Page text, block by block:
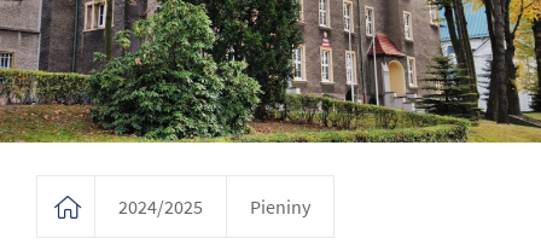
2024/2025 Pieniny